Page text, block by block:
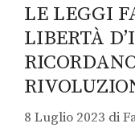
LE LEGGI
LIBERTÀ
8 Luglio 2023 di